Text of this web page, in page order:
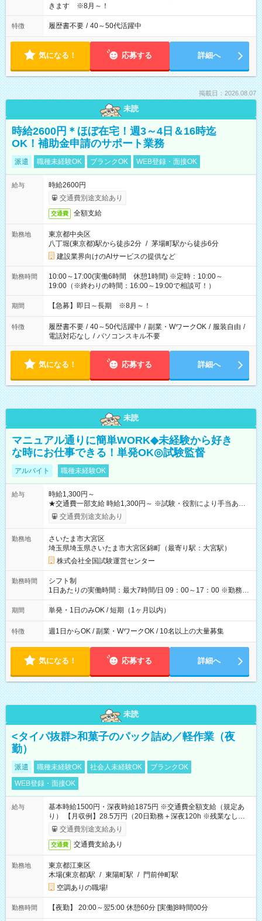
きます ※8月～！
特徴 履歴書不要 / 40～50代活躍中
気になる！ 応募する 詳細へ
掲載日：2026.08.07
未読
時給2600円＊ほぼ在宅！週3～4日＆16時迄
OK！補助金申請のサポート業務
派遣 職種未経験OK ブランクOK WEB登録・面接OK
給与
時給2600円
交通費別途支給あり
交通費 全額支給
勤務地
東京都中央区
八丁堀(東京都)駅から徒歩2分 / 茅場町駅から徒歩6分
建設業界向けのAIサービスの提供など
勤務時間
10:00～17:00(実働6時間 休憩1時間) ※定時：10:00～
19:00（※終わりの時間：16:00～19:00で相談可！）
期間 【急募】即日～長期 ※8月～！
特徴 履歴書不要 / 40～50代活躍中 / 副業・WワークOK / 服装自由 /
電話対応なし / パソコンスキル不要
気になる！ 応募する 詳細へ
未読
マニュアル通りに簡単WORK◆未経験から好き
な時にお仕事できる！単発OK◎試験監督
アルバイト 職種未経験OK
給与
時給1,300円～
★交通費一部支給 時給1,300円～ ※試験・役割により手当あり
※勤務回数により昇給あり 【即給（前払い）オプションあ
り！】 希望される場合、勤務から1週間ほどで給与の一部を受け
例】 ・河合塾模擬試験 8:30～17:30（休憩1時間） 時給1,300円
×8時間＝日収10,400円＋交通費 ※当日の役割により時給＋100
円の場合あり ・国家試験 7:00～13:30（休憩なし） 時給1,300
円（役割手当＋100円）×6時間＝日収8,400円＋交通費 【試用期
間】試用期間なし
交通費別途支給あり
勤務地
さいたま市大宮区
埼玉県埼玉県さいたま市大宮区錦町（最寄り駅：大宮駅）
株式会社全国試験運営センター
勤務時間
シフト制
1日あたりの実働時間：最大7時間/日 09：00～17：00 ※勤務時
間は 試験により異なります。
期間 単発・1日のみOK / 短期（1ヶ月以内）
特徴 週1日からOK / 副業・WワークOK / 10名以上の大量募集
気になる！ 応募する 詳細へ
未読
<タイパ抜群>和菓子のパック詰め／軽作業（夜
勤）
派遣 職種未経験OK 社会人未経験OK
ブランクOK
WEB登録・面接OK
給与
基本時給1500円・深夜時給1875円 ※交通費全額支給（規定あ
り） 【月収例】28.5万円（20日勤務＋深夜120h ※残業なしの場
合）交通費別途支給あり
交通費 交通費支給あり
勤務地
東京都江東区
木場(東京都)駅 / 東陽町駅 / 門前仲町駅
空調ありの職場!
勤務時間 【夜勤】 20:00～翌5:00 休憩60分 [実働]8時間00分